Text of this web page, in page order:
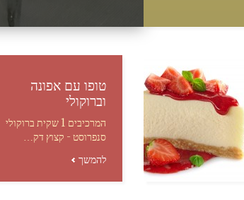
טופו עם אפונה
וברוקולי
המרכיבים 1 שקית ברוקולי
סנפרוסט - קצוץ דק…
להמשך